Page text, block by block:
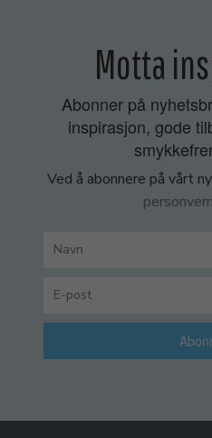
Motta
Abonner på
inspirasjon, gode
Ved å abonnere på vårt